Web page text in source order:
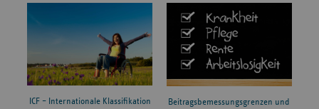
ICF – Internationale Klassifikation
Beitragsbemessungsgrenzen und